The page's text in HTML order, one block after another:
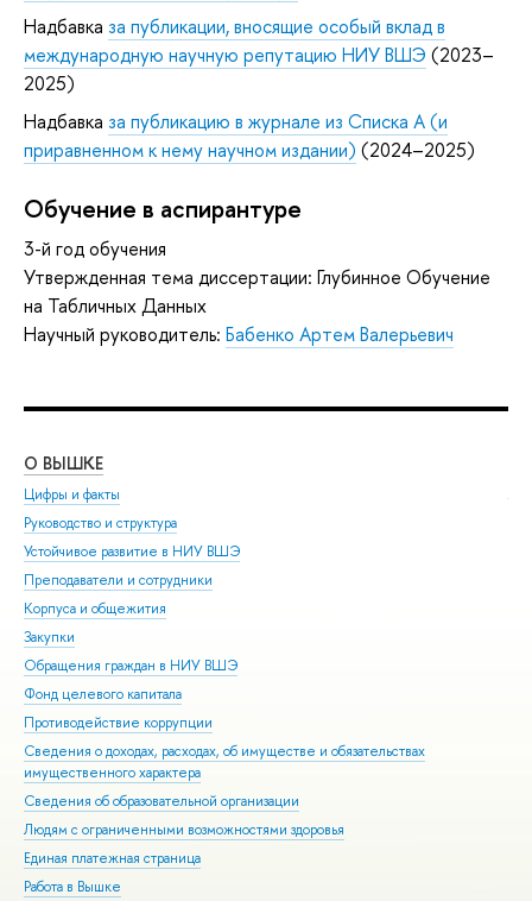
Надбавка за публикации, вносящие особый вклад в
международную научную репутацию НИУ ВШЭ (2023–
2025)
Надбавка за публикацию в журнале из Списка А (и
приравненном к нему научном издании) (2024–2025)
Обучение в аспирантуре
3-й год обучения
Утвержденная тема диссертации: Глубинное Обучение
на Табличных Данных
Научный руководитель: Бабенко Артем Валерьевич
О ВЫШКЕ
Цифры и факты
Руководство и структура
Устойчивое развитие в НИУ ВШЭ
Преподаватели и сотрудники
Корпуса и общежития
Закупки
Обращения граждан в НИУ ВШЭ
Фонд целевого капитала
Противодействие коррупции
Сведения о доходах, расходах, об имуществе и обязательствах
имущественного характера
Сведения об образовательной организации
Людям с ограниченными возможностями здоровья
Единая платежная страница
Работа в Вышке